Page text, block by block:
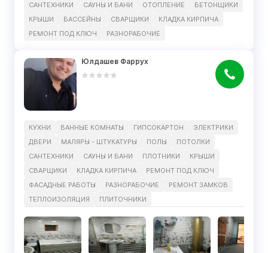
САНТЕХНИКИ
САУНЫ И БАНИ ОТОПЛЕНИЕ
БЕТОНЩИКИ
КРЫШИ
БАССЕЙНЫ СВАРЩИКИ
КЛАДКА КИРПИЧА
РЕМОНТ ПОД КЛЮЧ
РАЗНОРАБОЧИЕ
Юлдашев Фаррух
КУХНИ ВАННЫЕ КОМНАТЫ ГИПСОКАРТОН
ЭЛЕКТРИКИ
ДВЕРИ
МАЛЯРЫ - ШТУКАТУРЫ ПОЛЫ
ПОТОЛКИ
САНТЕХНИКИ
САУНЫ И БАНИ ПЛОТНИКИ
КРЫШИ
СВАРЩИКИ
КЛАДКА КИРПИЧА
РЕМОНТ ПОД КЛЮЧ
ФАСАДНЫЕ РАБОТЫ
РАЗНОРАБОЧИЕ
РЕМОНТ ЗАМКОВ
ТЕПЛОИЗОЛЯЦИЯ
ПЛИТОЧНИКИ